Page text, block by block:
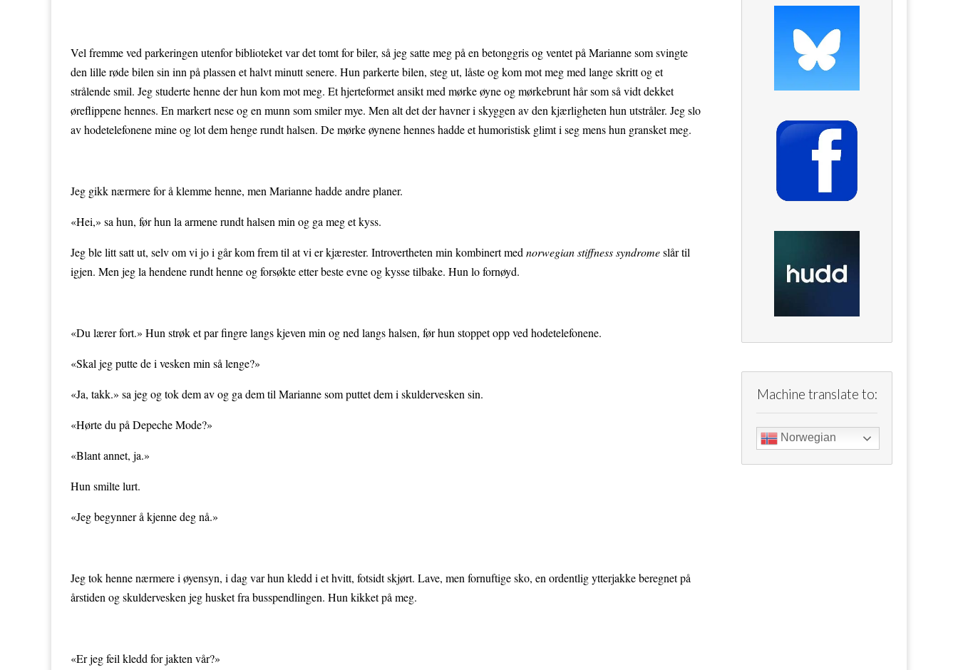
Vel fremme ved parkeringen utenfor biblioteket var det tomt for biler, så jeg satte meg på en betonggris og ventet på Marianne som svingte
den lille røde bilen sin inn på plassen et halvt minutt senere. Hun parkerte bilen, steg ut, låste og kom mot meg med lange skritt og et
strålende smil. Jeg studerte henne der hun kom mot meg. Et hjerteformet ansikt med mørke øyne og mørkebrunt hår som så vidt dekket
øreflippene hennes. En markert nese og en munn som smiler mye. Men alt det der havner i skyggen av den kjærligheten hun utstråler. Jeg slo
av hodetelefonene mine og lot dem henge rundt halsen. De mørke øynene hennes hadde et humoristisk glimt i seg mens hun gransket meg.
Jeg gikk nærmere for å klemme henne, men Marianne hadde andre planer.
«Hei,» sa hun, før hun la armene rundt halsen min og ga meg et kyss.
Jeg ble litt satt ut, selv om vi jo i går kom frem til at vi er kjærester. Introvertheten min kombinert mednorwegian stiffness syndromeslår til
igjen. Men jeg la hendene rundt henne og forsøkte etter beste evne og kysse tilbake. Hun lo fornøyd.
«Du lærer fort.» Hun strøk et par fingre langs kjeven min og ned langs halsen, før hun stoppet opp ved hodetelefonene.
«Skal jeg putte de i vesken min så lenge?»
«Ja, takk.» sa jeg og tok dem av og ga dem til Marianne som puttet dem i skuldervesken sin.
«Hørte du på Depeche Mode?»
«Blant annet, ja.»
Hun smilte lurt.
«Jeg begynner å kjenne deg nå.»
Jeg tok henne nærmere i øyensyn, i dag var hun kledd i et hvitt, fotsidt skjørt. Lave, men fornuftige sko, en ordentlig ytterjakke beregnet på
årstiden og skuldervesken jeg husket fra busspendlingen. Hun kikket på meg.
«Er jeg feil kledd for jakten vår?»
Machine translate to:
Norwegian